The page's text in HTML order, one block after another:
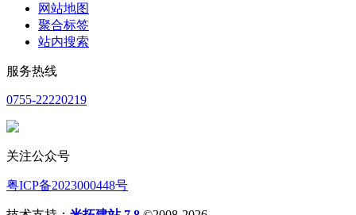
网站地图
聚合标签
站内搜索
服务热线
0755-22220219
关注公众号
粤ICP备2023000448号